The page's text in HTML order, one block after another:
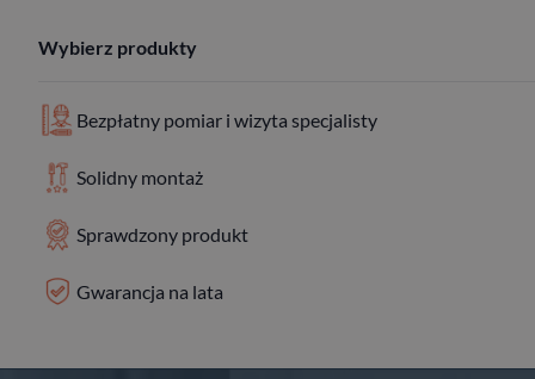
Wybierz produkty
Bezpłatny pomiar i wizyta specjalisty
Solidny montaż
Sprawdzony produkt
Gwarancja na lata